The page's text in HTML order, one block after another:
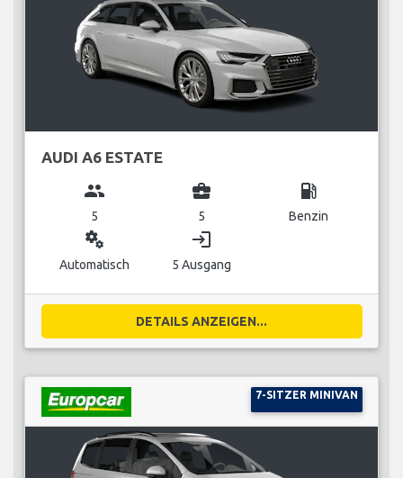
AUDI A6 ESTATE
group
5
business_center
5
local_gas_station
Benzin
miscellaneous_services
Automatisch
login
5 Ausgang
DETAILS ANZEIGEN...
7-SITZER MINIVAN